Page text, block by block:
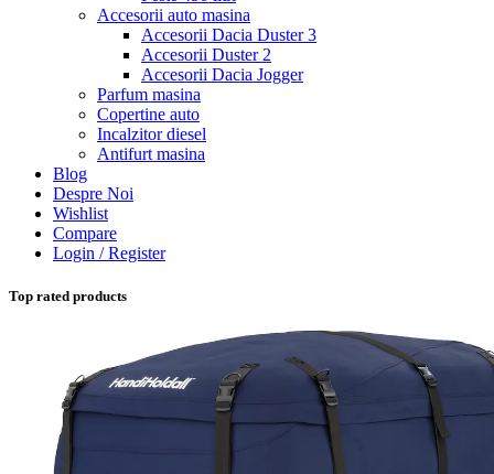
Accesorii auto masina
Accesorii Dacia Duster 3
Accesorii Duster 2
Accesorii Dacia Jogger
Parfum masina
Copertine auto
Incalzitor diesel
Antifurt masina
Blog
Despre Noi
Wishlist
Compare
Login / Register
Top rated products